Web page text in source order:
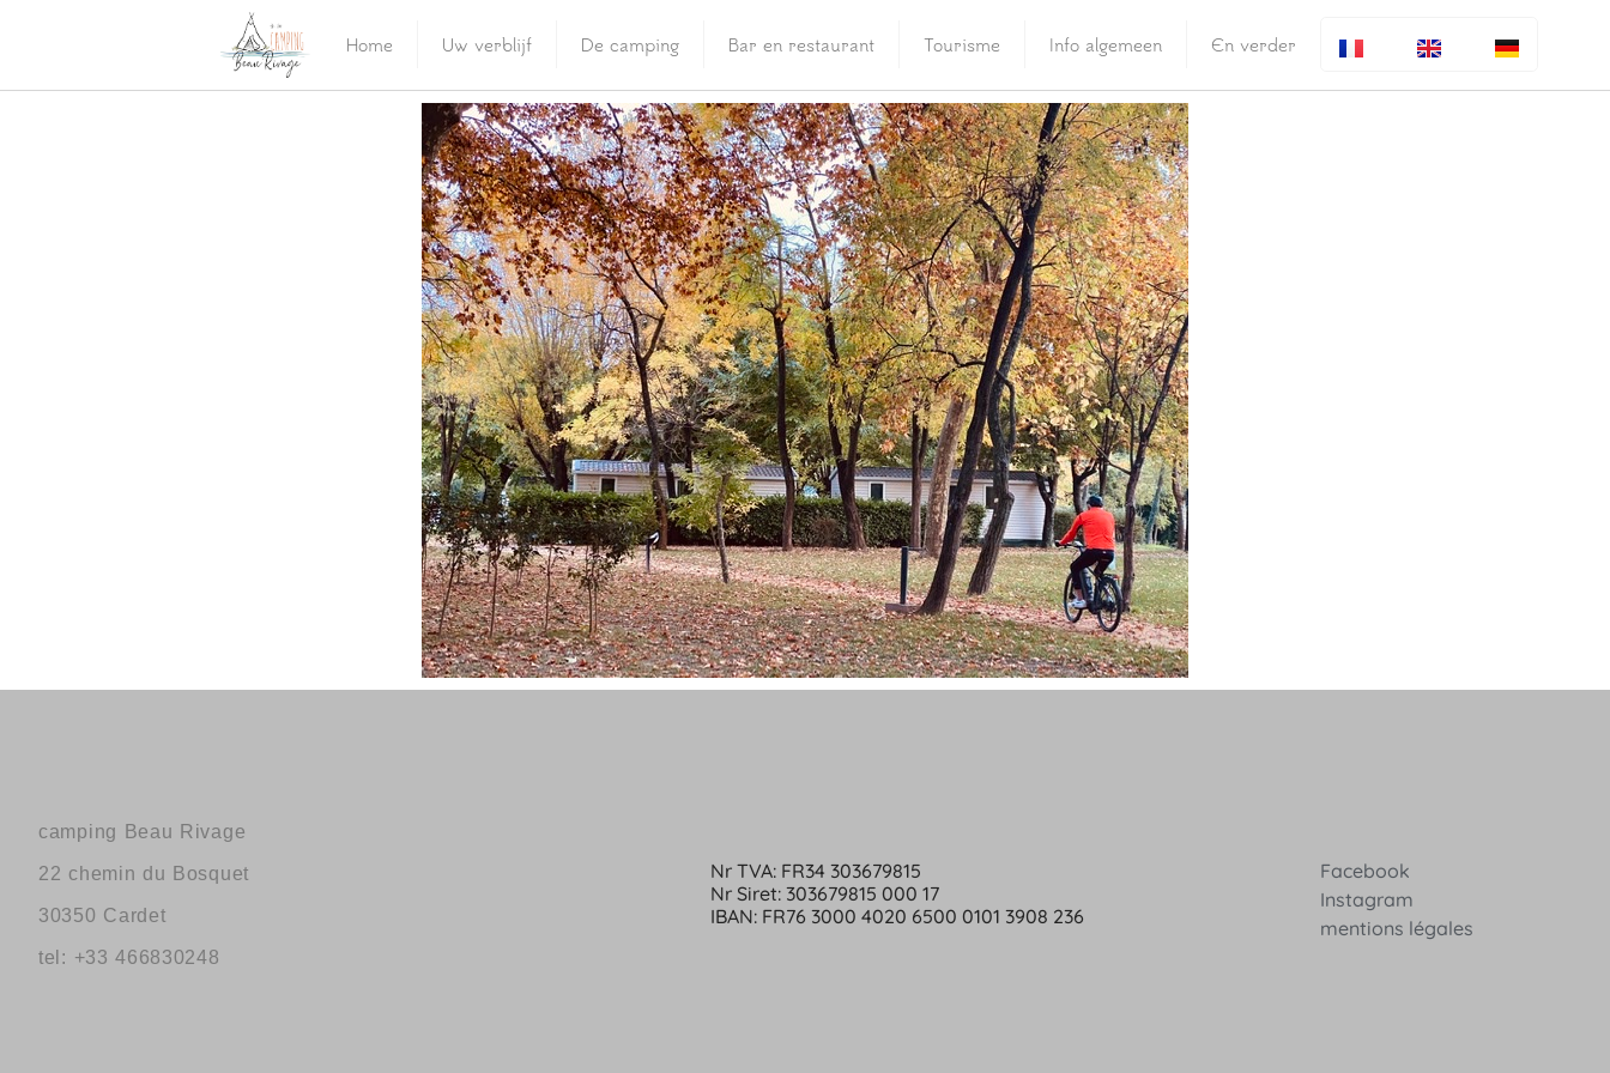
Home Uw verblijf De camping Bar en restaurant Tourisme Info algemeen En verder
camping Beau Rivage
22 chemin du Bosquet
30350 Cardet
tel: +33 466830248
Nr TVA: FR34 303679815
Nr Siret: 303679815 000 17
IBAN: FR76 3000 4020 6500 0101 3908 236
Facebook
Instagram
mentions légales